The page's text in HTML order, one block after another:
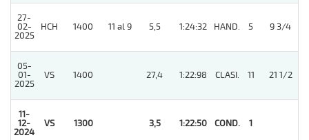
27-
02-
2025
HCH 1400 11 al 9 5,5 1:24:32 HAND. 5 9 3/4
05-
01-
2025
VS 1400 27,4 1:22:98 CLASI. 11 21 1/2
11-
12-
2024
VS 1300 3,5 1:22:50 COND. 1